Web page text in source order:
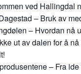
ved Hallingdal
– Bruk av
– Hvordan nå
ut av dalen for å
– Fra